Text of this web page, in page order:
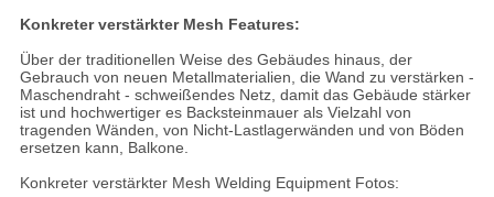
Konkreter verstärkter Mesh Features:
Über der traditionellen Weise des Gebäudes hinaus, der
Gebrauch von neuen Metallmaterialien, die Wand zu verstärken -
Maschendraht - schweißendes Netz, damit das Gebäude stärker
ist und hochwertiger es Backsteinmauer als Vielzahl von
tragenden Wänden, von Nicht-Lastlagerwänden und von Böden
ersetzen kann, Balkone.
Konkreter verstärkter Mesh Welding Equipment Fotos: